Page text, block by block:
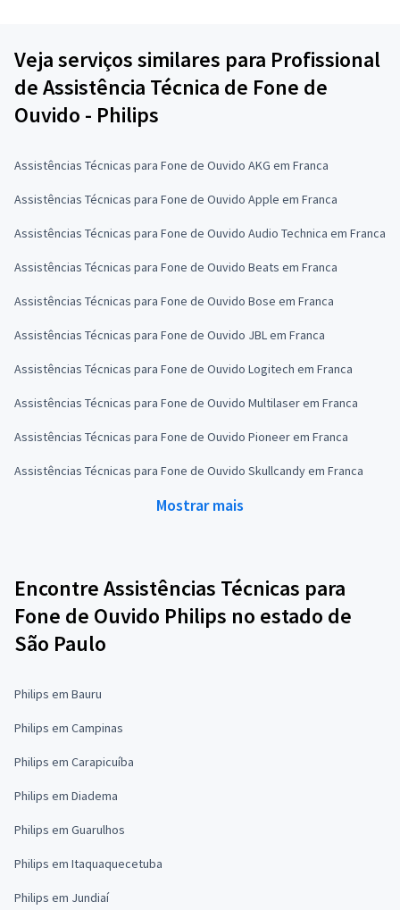
Veja serviços similares para Profissional
de Assistência Técnica de Fone de
Ouvido - Philips
Assistências Técnicas para Fone de Ouvido AKG em Franca
Assistências Técnicas para Fone de Ouvido Apple em Franca
Assistências Técnicas para Fone de Ouvido Audio Technica em Franca
Assistências Técnicas para Fone de Ouvido Beats em Franca
Assistências Técnicas para Fone de Ouvido Bose em Franca
Assistências Técnicas para Fone de Ouvido JBL em Franca
Assistências Técnicas para Fone de Ouvido Logitech em Franca
Assistências Técnicas para Fone de Ouvido Multilaser em Franca
Assistências Técnicas para Fone de Ouvido Pioneer em Franca
Assistências Técnicas para Fone de Ouvido Skullcandy em Franca
Mostrar mais
Encontre Assistências Técnicas para
Fone de Ouvido Philips no estado de
São Paulo
Philips em Bauru
Philips em Campinas
Philips em Carapicuíba
Philips em Diadema
Philips em Guarulhos
Philips em Itaquaquecetuba
Philips em Jundiaí